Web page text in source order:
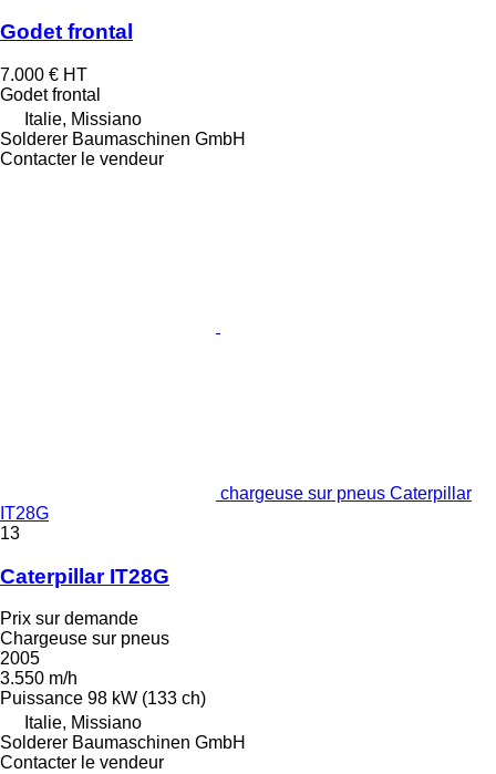
Godet frontal
7.000 € HT
Godet frontal
Italie, Missiano
Solderer Baumaschinen GmbH
Contacter le vendeur
chargeuse sur pneus Caterpillar
IT28G
13
Caterpillar IT28G
Prix sur demande
Chargeuse sur pneus
2005
3.550 m/h
Puissance 98 kW (133 ch)
Italie, Missiano
Solderer Baumaschinen GmbH
Contacter le vendeur